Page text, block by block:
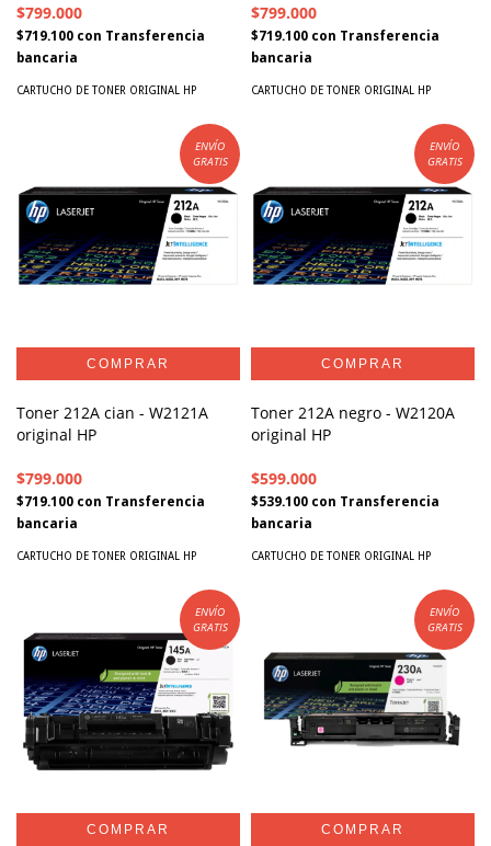
$799.000
$719.100 con Transferencia
bancaria
CARTUCHO DE TONER ORIGINAL HP
$799.000
$719.100 con Transferencia
bancaria
CARTUCHO DE TONER ORIGINAL HP
ENVÍO
GRATIS
Toner 212A cian - W2121A
original HP
$799.000
$719.100 con Transferencia
bancaria
CARTUCHO DE TONER ORIGINAL HP
ENVÍO
GRATIS
Toner 212A negro - W2120A
original HP
$599.000
$539.100 con Transferencia
bancaria
CARTUCHO DE TONER ORIGINAL HP
ENVÍO
GRATIS
ENVÍO
GRATIS